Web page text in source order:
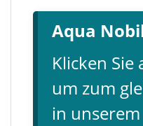
Aqua
Klicken Sie
um zum
in